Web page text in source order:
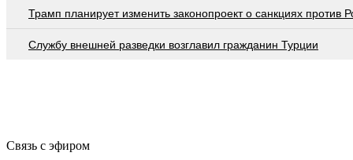
Трамп планирует изменить законопроект о санкциях против
Службу внешней разведки возглавил гражданин Турции
Связь с эфиром